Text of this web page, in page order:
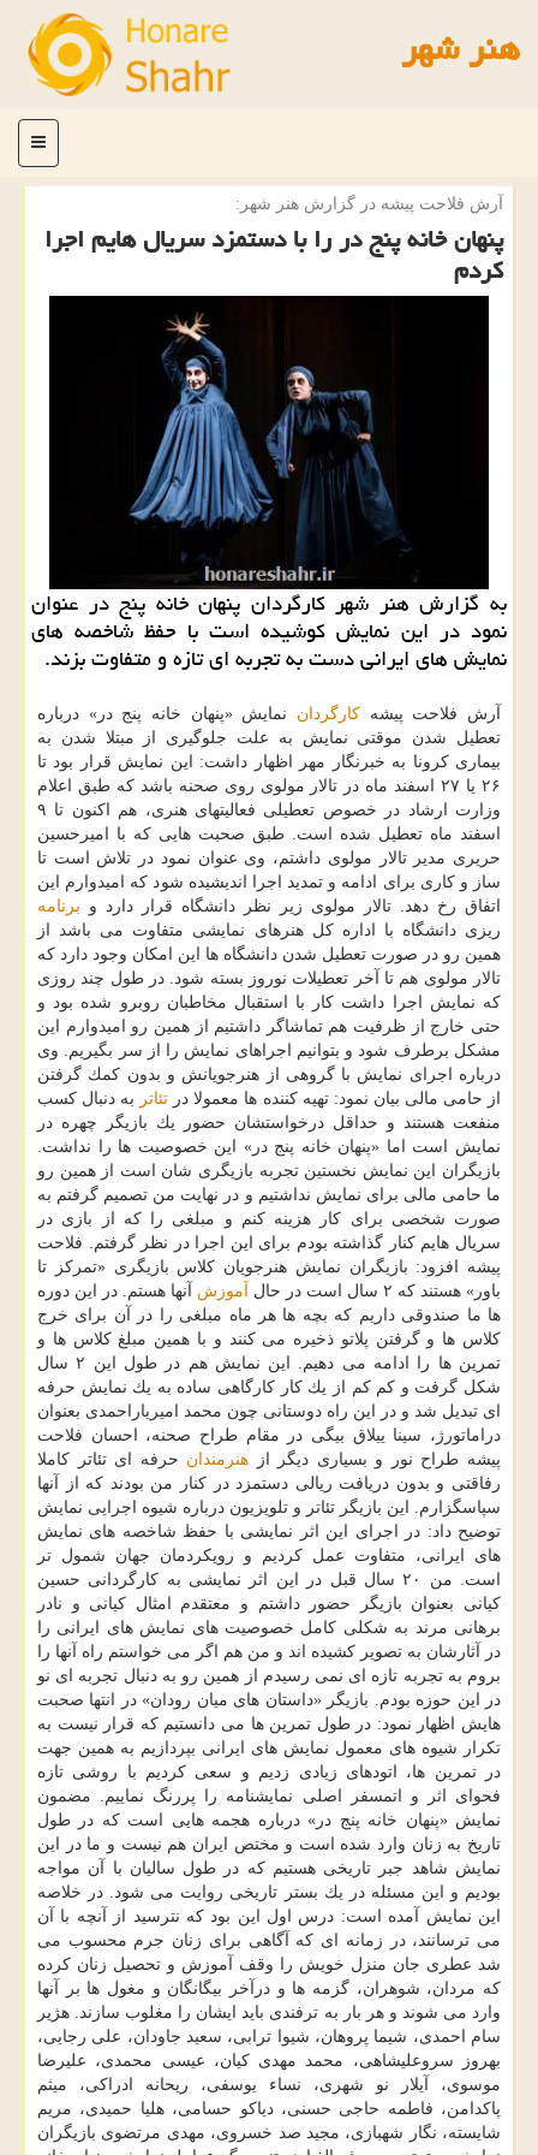
هنر شهر
منو
آرش فلاحت پیشه در گزارش هنر شهر:
پنهان خانه پنج در را با دستمزد سریال هایم اجرا
كردم
به گزارش هنر شهر كارگردان پنهان خانه پنج در عنوان
نمود در این نمایش كوشیده است با حفظ شاخصه های
نمایش های ایرانی دست به تجربه ای تازه و متفاوت بزند.
آرش فلاحت پیشه كارگردان نمایش «پنهان خانه پنج در» درباره
تعطیل شدن موقتی نمایش به علت جلوگیری از مبتلا شدن به
بیماری كرونا به خبرنگار مهر اظهار داشت: این نمایش قرار بود تا
۲۶ یا ۲۷ اسفند ماه در تالار مولوی روی صحنه باشد كه طبق اعلام
وزارت ارشاد در خصوص تعطیلی فعالیتهای هنری، هم اكنون تا ۹
اسفند ماه تعطیل شده است. طبق صحبت هایی كه با امیرحسین
حریری مدیر تالار مولوی داشتم، وی عنوان نمود در تلاش است تا
ساز و كاری برای ادامه و تمدید اجرا اندیشیده شود كه امیدوارم این
اتفاق رخ دهد. تالار مولوی زیر نظر دانشگاه قرار دارد و برنامه
ریزی دانشگاه با اداره كل هنرهای نمایشی متفاوت می باشد از
همین رو در صورت تعطیل شدن دانشگاه ها این امكان وجود دارد كه
تالار مولوی هم تا آخر تعطیلات نوروز بسته شود. در طول چند روزی
كه نمایش اجرا داشت كار با استقبال مخاطبان روبرو شده بود و
حتی خارج از ظرفیت هم تماشاگر داشتیم از همین رو امیدوارم این
مشكل برطرف شود و بتوانیم اجراهای نمایش را از سر بگیریم. وی
درباره اجرای نمایش با گروهی از هنرجویانش و بدون كمك گرفتن
از حامی مالی بیان نمود: تهیه كننده ها معمولا در تئاتر به دنبال كسب
منفعت هستند و حداقل درخواستشان حضور یك بازیگر چهره در
نمایش است اما «پنهان خانه پنج در» این خصوصیت ها را نداشت.
بازیگران این نمایش نخستین تجربه بازیگری شان است از همین رو
ما حامی مالی برای نمایش نداشتیم و در نهایت من تصمیم گرفتم به
صورت شخصی برای كار هزینه كنم و مبلغی را كه از بازی در
سریال هایم كنار گذاشته بودم برای این اجرا در نظر گرفتم. فلاحت
پیشه افزود: بازیگران نمایش هنرجویان كلاس بازیگری «تمركز تا
باور» هستند كه ۲ سال است در حال
آموزش آنها هستم. در این دوره
ها ما صندوقی داریم كه بچه ها هر ماه مبلغی را در آن برای خرج
كلاس ها و گرفتن پلاتو ذخیره می كنند و با همین مبلغ كلاس ها و
تمرین ها را ادامه می دهیم. این نمایش هم در طول این ۲ سال
شكل گرفت و كم كم از یك كار كارگاهی ساده به یك نمایش حرفه
ای تبدیل شد و در این راه دوستانی چون محمد امیریاراحمدی بعنوان
دراماتورژ، سینا ییلاق بیگی در مقام طراح صحنه، احسان فلاحت
پیشه طراح نور و بسیاری دیگر از هنرمندان حرفه ای تئاتر كاملا
رفاقتی و بدون دریافت ریالی دستمزد در كنار من بودند كه از آنها
سپاسگزارم. این بازیگر تئاتر و تلویزیون درباره شیوه اجرایی نمایش
توضیح داد: در اجرای این اثر نمایشی با حفظ شاخصه های نمایش
های ایرانی، متفاوت عمل كردیم و رویكردمان جهان شمول تر
است. من ۲۰ سال قبل در این اثر نمایشی به كارگردانی حسین
كیانی بعنوان بازیگر حضور داشتم و معتقدم امثال كیانی و نادر
برهانی مرند به شكلی كامل خصوصیت های نمایش های ایرانی را
در آثارشان به تصویر كشیده اند و من هم اگر می خواستم راه آنها را
بروم به تجربه تازه ای نمی رسیدم از همین رو به دنبال تجربه ای نو
در این حوزه بودم. بازیگر «داستان های میان رودان» در انتها صحبت
هایش اظهار نمود: در طول تمرین ها می دانستیم كه قرار نیست به
تكرار شیوه های معمول نمایش های ایرانی بپردازیم به همین جهت
در تمرین ها، اتودهای زیادی زدیم و سعی كردیم با روشی تازه
فحوای اثر و اتمسفر اصلی نمایشنامه را پررنگ نماییم. مضمون
نمایش «پنهان خانه پنج در» درباره هجمه هایی است كه در طول
تاریخ به زنان وارد شده است و مختص ایران هم نیست و ما در این
نمایش شاهد جبر تاریخی هستیم كه در طول سالیان با آن مواجه
بودیم و این مسئله در یك بستر تاریخی روایت می شود. در خلاصه
این نمایش آمده است: درس اول این بود كه نترسید از آنچه با آن
می ترسانند، در زمانه ای كه آگاهی برای زنان جرم محسوب می
شد عطری جان منزل خویش را وقف آموزش و تحصیل زنان كرده
كه مردان، شوهران، گزمه ها و درآخر بیگانگان و مغول ها بر آنها
وارد می شوند و هر بار به ترفندی باید ایشان را مغلوب سازند. هژیر
سام احمدی، شیما پروهان، شیوا ترابی، سعید جاودان، علی رجایی،
بهروز سروعلیشاهی، محمد مهدی كیان، عیسی محمدی، علیرضا
موسوی، آیلار نو شهری، نساء یوسفی، ریحانه ادراكی، میثم
پاكدامن، فاطمه حاجی حسنی، دیاكو حسامی، هلیا حمیدی، مریم
شایسته، نگار شهبازی، مجید صد خسروی، مهدی مرتضوی بازیگران